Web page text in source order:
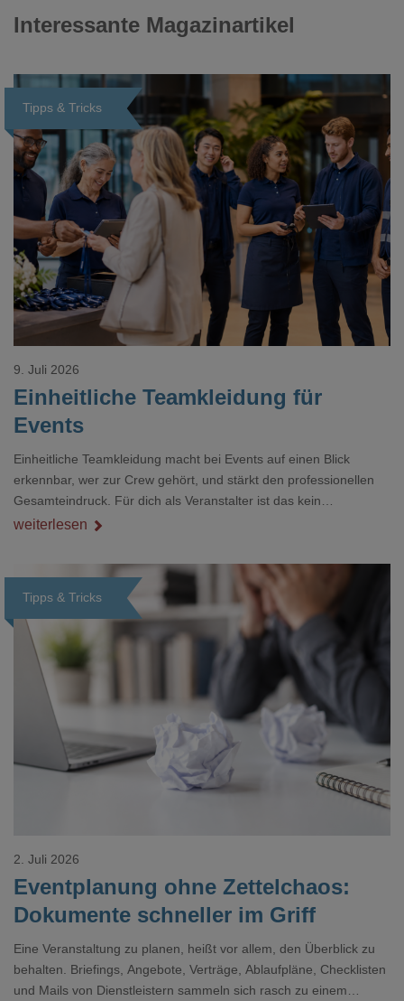
Interessante Magazinartikel
Tipps & Tricks
Loading...
Einheitliche Teamkleidung für
Events
9. Juli 2026
Einheitliche Teamkleidung macht bei Events auf einen Blick
erkennbar, wer zur Crew gehört, und stärkt den professionellen
Gesamteindruck. Für dich als Veranstalter ist das kein
Nebenthema: Bei Textilien mit Stickerei oder mehreren
weiterlesen
Tipps & Tricks
Loading...
Eventplanung ohne Zettelchaos:
Dokumente schneller im Griff
2. Juli 2026
Eine Veranstaltung zu planen, heißt vor allem, den Überblick zu
behalten. Briefings, Angebote, Verträge, Ablaufpläne, Checklisten
und Mails von Dienstleistern sammeln sich rasch zu einem